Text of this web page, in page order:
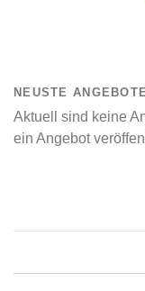
NEUSTE ANGEBOTE
Aktuell sind keine
ein Angebot